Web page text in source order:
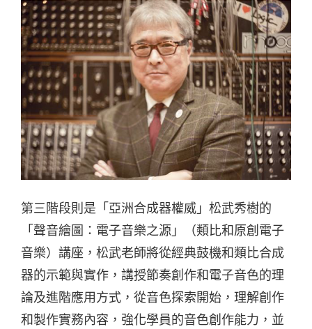
第三階段則是「亞洲合成器權威」松武秀樹的
「聲音繪圖：電子音樂之源」（類比和原創電子
音樂）講座，松武老師將從經典鼓機和類比合成
器的示範與實作，講授節奏創作和電子音色的理
論及進階應用方式，從音色探索開始，理解創作
和製作實務內容，強化學員的音色創作能力，並